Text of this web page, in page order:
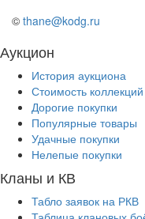
© thane@kodg.ru
Аукцион
История аукциона
Стоимость коллекций
Дорогие покупки
Популярные товары
Удачные покупки
Нелепые покупки
Кланы и КВ
Табло заявок на РКВ